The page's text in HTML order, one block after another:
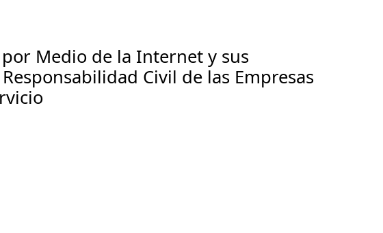
Medio de la Internet y sus
Civil de las Empresas